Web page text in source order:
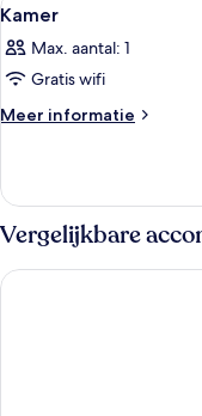
foto's
voor
Kamer
laden
6
Kamer
Max. aantal: 1
Gratis wifi
Meer informatie
Meer
Vergelijkbare
Fletcher Hotel -